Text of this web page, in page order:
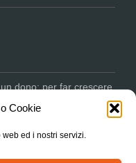
Cookie
ed i nostri servizi.
dono: per far crescere